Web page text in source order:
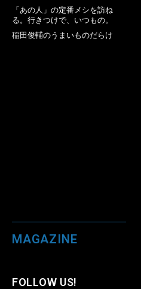
「あの人」の定番メシを訪ね
る。行きつけで、いつもの。
稲田俊輔のうまいものだらけ
MAGAZINE
FOLLOW US!